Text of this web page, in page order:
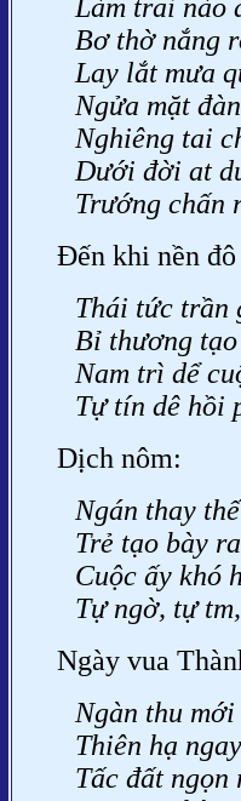
Làm trai nào
Bơ thờ nắng
Lay lắt mưa
Ngửa mặt
Nghiêng tai
Dưới đời at
Trướng chấn
Đến khi nền đô
Thái tức trần
Bỉ thương
Nam trì dể
Tự tín dê hồi
Dịch nôm:
Ngán thay
Trẻ tạo bày
Cuộc ấy khó
Tự ngờ, tự
Ngày vua
Ngàn thu
Thiên hạ
Tấc đất